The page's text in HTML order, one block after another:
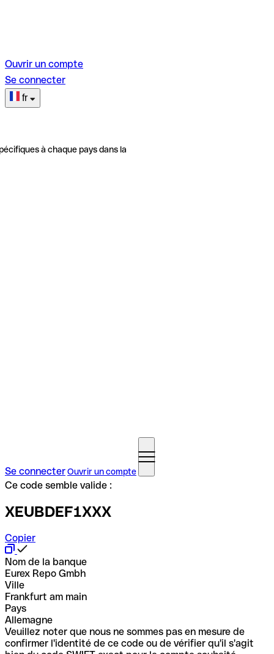
Ouvrir un compte
Se connecter
fr
à chaque pays dans la
Se connecterOuvrir un compte
Ce code semble valide :
XEUBDEF1XXX
Copier
Nom de la banque
Eurex Repo Gmbh
Ville
Frankfurt am main
Pays
Allemagne
Veuillez noter que nous ne sommes pas en mesure de
confirmer l'identité de ce code ou de vérifier qu'il s'agit